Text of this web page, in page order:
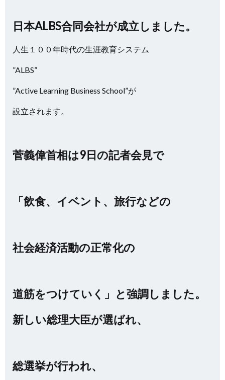
日本ALBS合同会社が成立しました。
人生１００年時代の生涯教育システム
”ALBS”
”Active Learning Business School”が
設立されます。
菅義偉首相は9日の記者会見で
「飲食、イベント、旅行などの
社会経済活動の正常化の
道筋をつけていく」と強調しました。
新しい総理大臣が選ばれ、
総選挙が行われ、